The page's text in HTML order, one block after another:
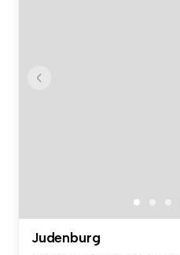
Judenburg